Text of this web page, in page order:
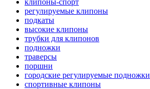
регулируемые клипоны
подкаты
высокие клипоны
трубки для клипонов
подножки
траверсы
поршни
городские регулируемые подножки
спортивные клипоны